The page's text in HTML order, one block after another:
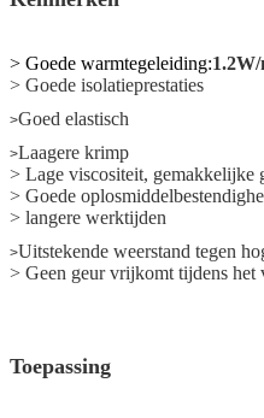
> Goede warmtegeleiding:
> Goede isolatieprestaties
>Goed elastisch
>Laagere krimp
> Lage viscositeit, gemakkelijke
> Goede
> langere werktijden
>Uitstekende weerstand tegen
> Geen geur vrijkomt tijdens het
Toepassing